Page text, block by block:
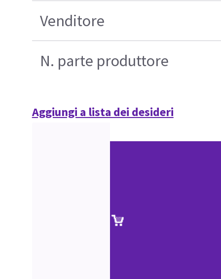
Venditore
N. parte produttore
Aggiungi a lista dei desideri